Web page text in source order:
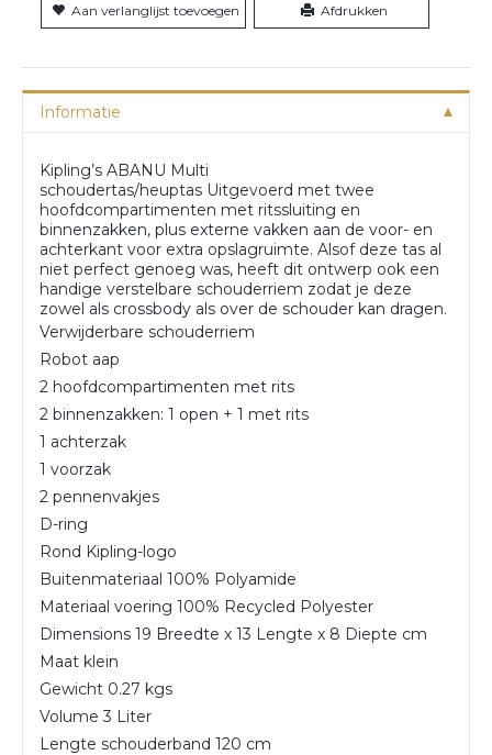
Aan verlanglijst toevoegen Afdrukken
Informatie
Kipling’s ABANU Multi
schoudertas/heuptas Uitgevoerd met twee
hoofdcompartimenten met ritssluiting en
binnenzakken, plus externe vakken aan de voor- en
achterkant voor extra opslagruimte. Alsof deze tas al
niet perfect genoeg was, heeft dit ontwerp ook een
handige verstelbare schouderriem zodat je deze
zowel als crossbody als over de schouder kan dragen.
Verwijderbare schouderriem
Robot aap
2 hoofdcompartimenten met rits
2 binnenzakken: 1 open + 1 met rits
1 achterzak
1 voorzak
2 pennenvakjes
D-ring
Rond Kipling-logo
Buitenmateriaal 100% Polyamide
Materiaal voering 100% Recycled Polyester
Dimensions 19 Breedte x 13 Lengte x 8 Diepte cm
Maat klein
Gewicht 0.27 kgs
Volume 3 Liter
Lengte schouderband 120 cm